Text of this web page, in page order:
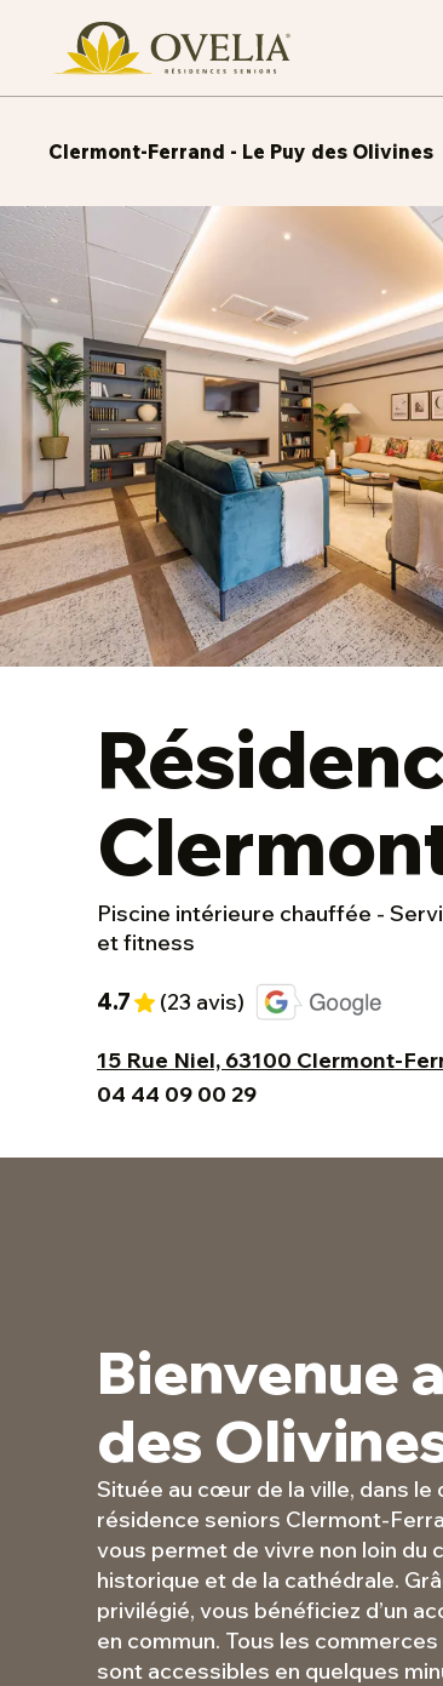
Clermont-Ferrand - Le Puy des Olivines
Piscine intérieure chauffée -
et fitness
4.7 (23 avis)
15 Rue Niel, 63100 Clermont-
04 44 09 00 29
Bienvenue
des
Située au cœur de la ville, dans le
résidence seniors Clermont-
vous permet de vivre non loin du
historique et de la cathédrale.
privilégié, vous bénéficiez d’un
en commun. Tous les
sont accessibles en quelques